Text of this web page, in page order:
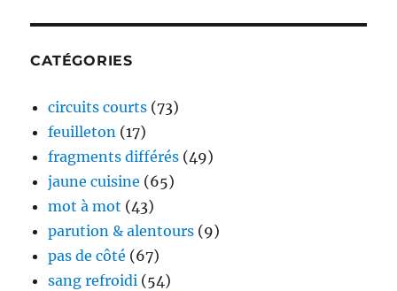
CATÉGORIES
circuits courts (73)
feuilleton (17)
fragments différés (49)
jaune cuisine (65)
mot à mot (43)
parution & alentours (9)
pas de côté (67)
sang refroidi (54)